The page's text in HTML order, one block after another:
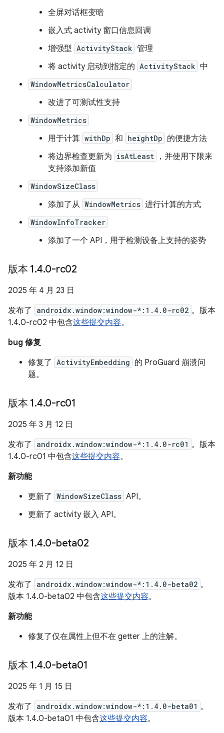
全屏对话框变暗
嵌入式 activity 窗口信息回调
增强型 ActivityStack 管理
将 activity 启动到指定的 ActivityStack 中
WindowMetricsCalculator
改进了可测试性支持
WindowMetrics
用于计算 withDp 和 heightDp 的便捷方法
将边界检查更新为 isAtLeast
，并使用下限来
支持添加新值
WindowSizeClass
添加了从 WindowMetrics 进行计算的方式
WindowInfoTracker
添加了一个 API，用于检测设备上支持的姿势
版本 1.4.0-rc02
2025 年 4 月 23 日
发布了
androidx.window:window-*:1.4.0-rc02 。版本
1.4.0-rc02 中包含这些提交内容。
bug 修复
修复了 ActivityEmbedding 的 ProGuard 崩溃问
题。
版本 1.4.0-rc01
2025 年 3 月 12 日
发布了
androidx.window:window-*:1.4.0-rc01 。版本
1.4.0-rc01 中包含这些提交内容。
新功能
更新了 WindowSizeClass API。
更新了 activity 嵌入 API。
版本 1.4.0-beta02
2025 年 2 月 12 日
发布了
androidx.window:window-*:1.4.0-beta02 。
版本 1.4.0-beta02 中包含这些提交内容。
新功能
修复了仅在属性上但不在 getter 上的注解。
版本 1.4.0-beta01
2025 年 1 月 15 日
发布了
androidx.window:window-*:1.4.0-beta01 。
版本 1.4.0-beta01 中包含这些提交内容。